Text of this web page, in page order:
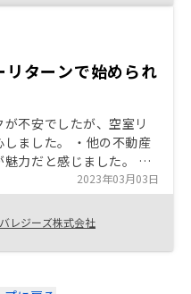
ターンで始められ
不安でしたが、空室リ
ました。 ・他の不動産
力だと感じました。 ・
方だと感じました。
2023年03月03日
レジーズ株式会社